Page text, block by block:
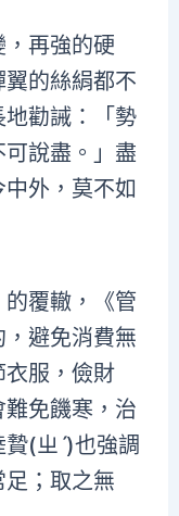
再強的硬
的絲絹都不
勸誡：「勢
說盡。」盡
外，莫不如
覆轍，《管
避免消費無
服，儉財
免饑寒，治
(ㄓˊ)也強調
足；取之無